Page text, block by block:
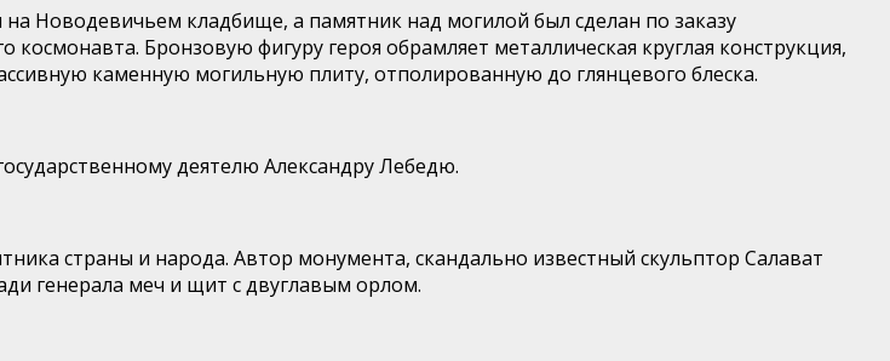
Новодевичьем кладбище, а памятник над могилой был сделан по заказу
Бронзовую фигуру героя обрамляет металлическая круглая конструкция,
каменную могильную плиту, отполированную до глянцевого блеска.
деятелю Александру Лебедю.
страны и народа. Автор монумента, скандально известный скульптор Салават
генерала меч и щит с двуглавым орлом.